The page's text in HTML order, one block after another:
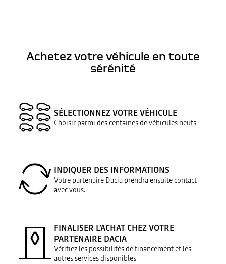
Achetez votre véhicule en toute
sérénité
SÉLECTIONNEZ VOTRE VÉHICULE
Choisir parmi des centaines de véhicules neufs
INDIQUER DES INFORMATIONS
Votre partenaire Dacia prendra ensuite contact
avec vous.
FINALISER L’ACHAT CHEZ VOTRE
PARTENAIRE DACIA
Vérifiez les possibilités de financement et les
autres services disponibles